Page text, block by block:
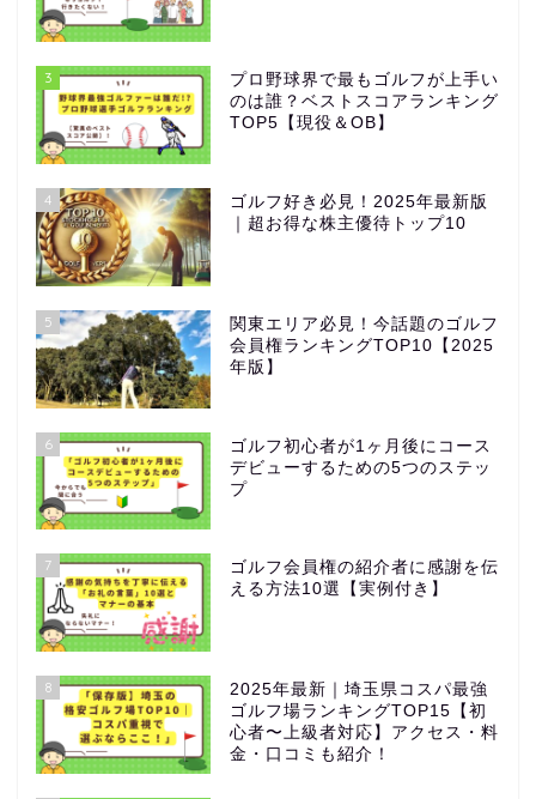
3
プロ野球界で最もゴルフが上手い
のは誰？ベストスコアランキング
TOP5【現役＆OB】
4
ゴルフ好き必見！2025年最新版
｜超お得な株主優待トップ10
5
関東エリア必見！今話題のゴルフ
会員権ランキングTOP10【2025
年版】
6
ゴルフ初心者が1ヶ月後にコース
デビューするための5つのステッ
プ
7
ゴルフ会員権の紹介者に感謝を伝
える方法10選【実例付き】
8
2025年最新｜埼玉県コスパ最強
ゴルフ場ランキングTOP15【初
心者〜上級者対応】アクセス・料
金・口コミも紹介！